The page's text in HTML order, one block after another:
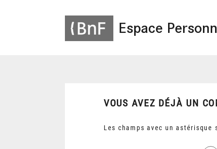
Espace
VOUS AVEZ DÉJÀ UN
Les champs avec un